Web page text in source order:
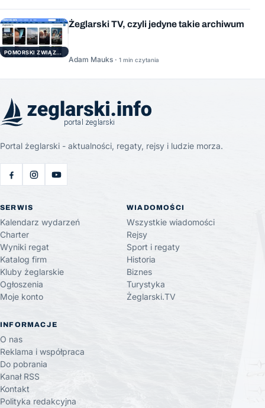
POMORSKI ZWIĄZEK ŻEGLARSKI
Żeglarski TV, czyli jedyne takie archiwum
Adam Mauks · 1 min czytania
Portal żeglarski - aktualności, regaty, rejsy i ludzie morza.
SERWIS
Kalendarz wydarzeń
Charter
Wyniki regat
Katalog firm
Kluby żeglarskie
Ogłoszenia
Moje konto
WIADOMOŚCI
Wszystkie wiadomości
Rejsy
Sport i regaty
Historia
Biznes
Turystyka
Żeglarski.TV
INFORMACJE
O nas
Reklama i współpraca
Do pobrania
Kanał RSS
Kontakt
Polityka redakcyjna